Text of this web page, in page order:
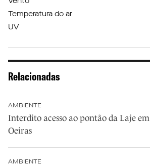
Temperatura do ar
UV
Relacionadas
AMBIENTE
Interdito acesso ao pontão da Laje em
Oeiras
AMBIENTE